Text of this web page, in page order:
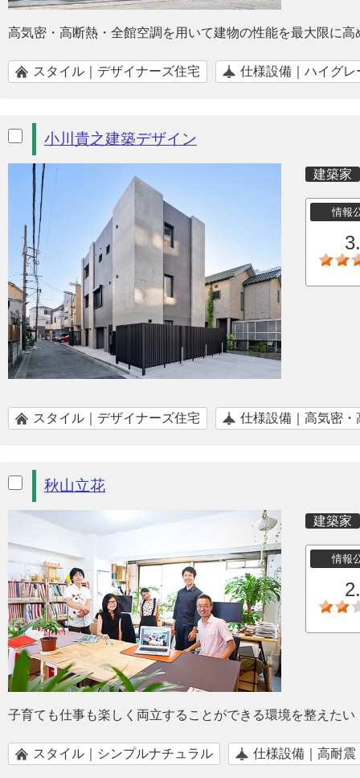
高気密・高断熱・全館空調を用いて建物の性能を最大限に
スタイル｜デザイナーズ住宅 仕様設備｜ハイグレ
小川貴之建築デザイン
建築家
情報
スタイル｜デザイナーズ住宅 仕様設備｜高気密・
秋山立花
建築家
情報
子育ても仕事も楽しく両立することができる環境を整えたい
スタイル｜シンプルナチュラル 仕様設備｜高耐震